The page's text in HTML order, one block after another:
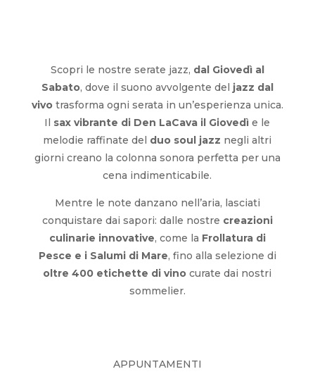
Scopri le nostre serate jazz, dal Giovedì al
Sabato, dove il suono avvolgente del jazz dal
vivotrasforma ogni serata in un’esperienza unica.
Il sax vibrante di Den LaCava il Giovedì e le
melodie raffinate del duo soul jazz negli altri
giorni creano la colonna sonora perfetta per una
cena indimenticabile.
Mentre le note danzano nell’aria, lasciati
conquistare dai sapori: dalle nostre creazioni
culinarie innovative, come la Frollatura di
Pesce e i Salumi di Mare, fino alla selezione di
oltre 400 etichette di vino curate dai nostri
sommelier.
APPUNTAMENTI